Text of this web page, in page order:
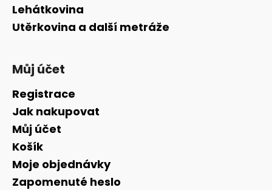
Lehátkovina
Utěrkovina a další metráže
Můj účet
Registrace
Jak nakupovat
Můj účet
Košík
Moje objednávky
Zapomenuté heslo